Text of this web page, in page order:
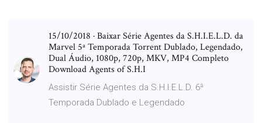
15/10/2018 · Baixar Série Agentes da S.H.I.E.L.D. da
Marvel 5ª Temporada Torrent Dublado, Legendado,
Dual Áudio, 1080p, 720p, MKV, MP4 Completo
Download Agents of S.H.I
Assistir Série Agentes da S.H.I.E.L.D. 6ª
Temporada Dublado e Legendado